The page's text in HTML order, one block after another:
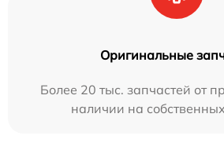
Оригинальные
Более 20 тыс. запчастей от
наличии на